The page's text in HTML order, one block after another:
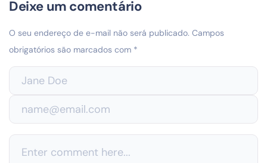
Deixe um comentário
O seu endereço de e-mail não será publicado. Campos
obrigatórios são marcados com *